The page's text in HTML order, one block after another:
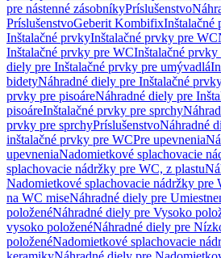
pre nástenné zásobníkyPríslušenstvo
PríslušenstvoGeberit KombifixInštalačné
Inštalačné prvkyInštalačné prvky pre WC
Inštalačné prvky pre WCInštalačné prvky
diely pre Inštalačné prvky pre umývadlá
bidetyNáhradné diely pre Inštalačné
prvky pre pisoáreNáhradné diely pre
pisoáreInštalačné prvky pre sprchy
prvky pre sprchyPríslušenstvoNáhradné
inštalačné prvky pre WCPre upevnenia
upevneniaNadomietkové splachovacie
splachovacie nádržky pre WC, z plastu
Nadomietkové splachovacie nádržky pre
na WC miseNáhradné diely pre
položenéNáhradné diely pre Vysoko
vysoko položenéNáhradné diely pre
položenéNadomietkové splachovacie